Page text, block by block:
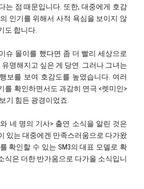
는 점 때문입니다. 또한, 대중에게 호감
인기를 위해서 사적 욕심을 보이지 않
도 합니다.
슈 몰이를 했다면 좀 더 빨리 세상으로
유명해지고 싶은 게 당연. 그러나 그녀는
보를 보여 호감도를 높였습니다. 여러
를 확인하면서도 과감히 연극 <렛미인>
기 힘든 광경이었죠.
네 명의 기사> 출연 소식을 알린 것은
있는 대중에겐 만족스러움으로 다가왔
확인할 수 있는 SM3의 대표 모델로 확
식은 더한 반가움으로 다가올 소식입니